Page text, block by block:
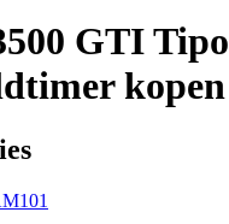
GTI Tipo
kopen